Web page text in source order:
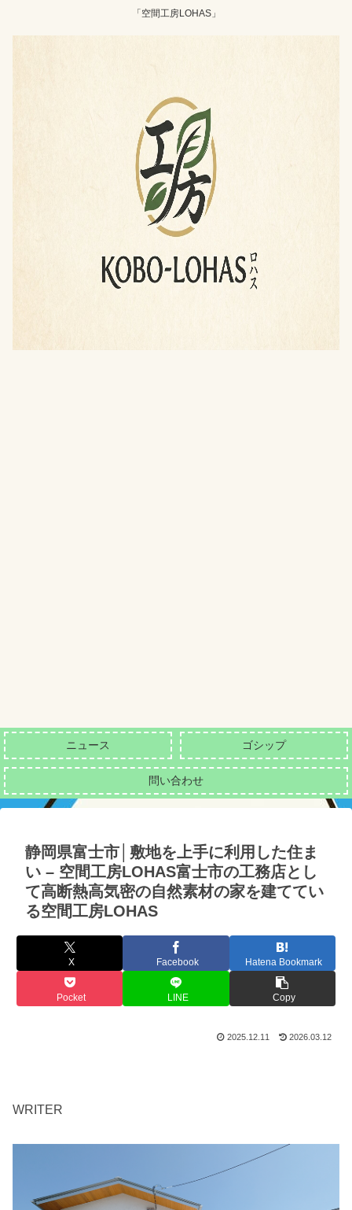
「空間工房LOHAS」
ニュース ゴシップ
問い合わせ
静岡県富士市│敷地を上手に利用した住ま
い – 空間工房LOHAS富士市の工務店とし
て高断熱高気密の自然素材の家を建ててい
る空間工房LOHAS
X Facebook Hatena Bookmark
Pocket LINE Copy
2025.12.11 2026.03.12
WRITER